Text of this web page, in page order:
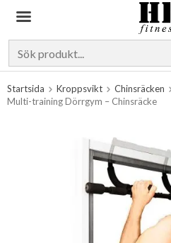
Startsida Kroppsvikt
Chinsräcken
Multi-training Dörrgym – Chinsräcke